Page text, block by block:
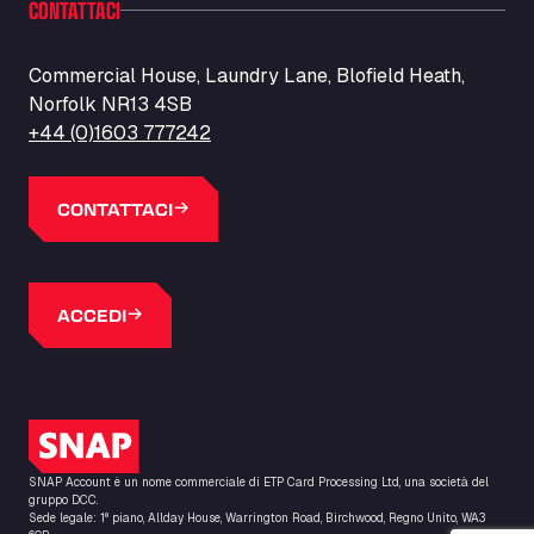
Barneys Diner
Bars Logistics Ltd
Elm Farm Depot, CO6 1HU
Bartrums Haulage & Storage
Basiq Truck Cleaning Amsterdam
Fahrenheitweg 20, 6101 WR
Basiq Truck Cleaning Hoogeveen
A.G. Bellstraat 35A, 7903 AD
16 Inchmuir Road, EH48 2EP
Batim Truckstop
Lar Bck Z 7 Mennen, 8930
Baumann Spedition Dresden GmbH
CONTATTACI
Commercial House, Laundry Lane, Blofield Heath,
Norfolk NR13 4SB
+44 (0)1603 777242
CONTATTACI
ACCEDI
Logo SNAP
SNAP Account è un nome commerciale di ETP Card Processing Ltd, una società del
gruppo DCC.
Sede legale: 1° piano, Allday House, Warrington Road, Birchwood, Regno Unito, WA3